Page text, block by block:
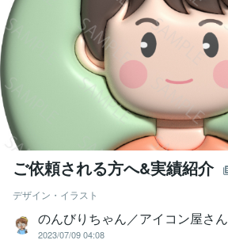
ご依頼される方へ&実績紹介
デザイン・イラスト
のんびりちゃん／アイコン屋さん
2023/07/09 04:08